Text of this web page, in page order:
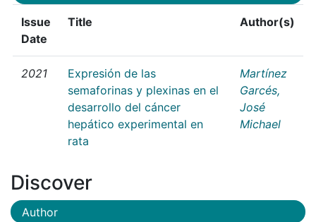
Issue
Date
Title Author(s)
2021
Expresión de las
semaforinas y plexinas en el
desarrollo del cáncer
hepático experimental en
rata
Martínez
Garcés,
José
Michael
Discover
Author